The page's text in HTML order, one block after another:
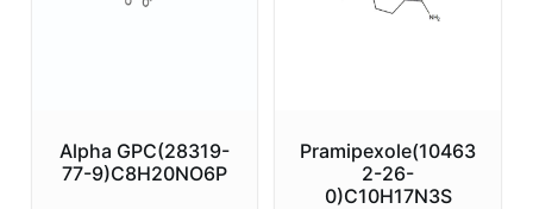
Alpha GPC(28319-
77-9)C8H20NO6P
Pramipexole(10463
2-26-
0)C10H17N3S